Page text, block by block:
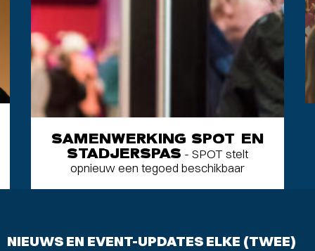
SAMENWERKING SPOT EN
STADJERSPAS - SPOT stelt
opnieuw een tegoed beschikbaar
NIEUWS EN EVENT-UPDATES ELKE (TWEE)